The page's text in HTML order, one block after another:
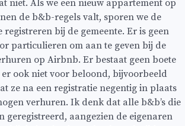
niet. Als we een nieuw appartement op
de b&b-regels valt, sporen we de
registreren bij de gemeente. Er is geen
particulieren om aan te geven bij de
op Airbnb. Er bestaat geen boete
ook niet voor beloond, bijvoorbeeld
ze na een registratie negentig in plaats
verhuren. Ik denk dat alle b&b’s die
geregistreerd, aangezien de eigenaren